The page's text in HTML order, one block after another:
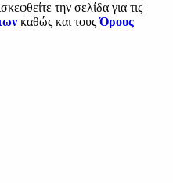
την σελίδα για τις
καθώς και τουςΌρους